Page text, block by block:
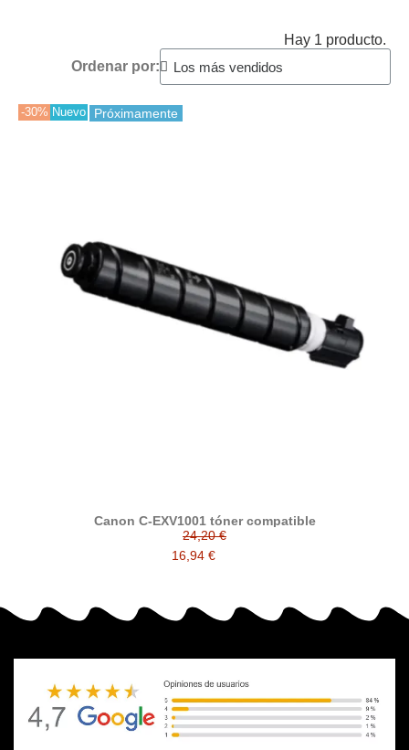
Hay 1 producto.
Ordenar por:
-30% Nuevo Próximamente
Canon C-EXV1001 tóner compatible
24,20 €
16,94 €